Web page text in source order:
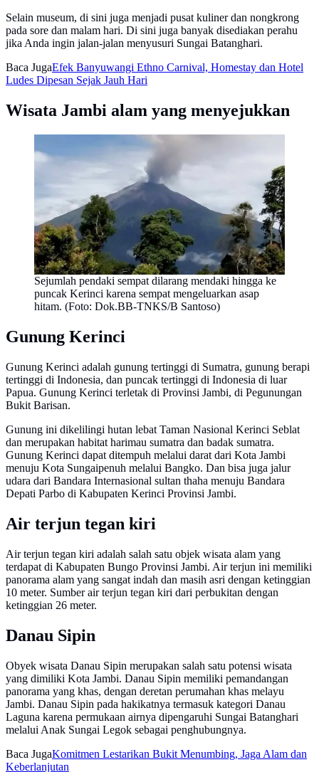
Selain museum, di sini juga menjadi pusat kuliner dan nongkrong
pada sore dan malam hari. Di sini juga banyak disediakan perahu
jika Anda ingin jalan-jalan menyusuri Sungai Batanghari.
Baca JugaEfek Banyuwangi Ethno Carnival, Homestay dan Hotel
Ludes Dipesan Sejak Jauh Hari
Wisata Jambi alam yang menyejukkan
Sejumlah pendaki sempat dilarang mendaki hingga ke
puncak Kerinci karena sempat mengeluarkan asap
hitam. (Foto: Dok.BB-TNKS/B Santoso)
Gunung Kerinci
Gunung Kerinci adalah gunung tertinggi di Sumatra, gunung berapi
tertinggi di Indonesia, dan puncak tertinggi di Indonesia di luar
Papua. Gunung Kerinci terletak di Provinsi Jambi, di Pegunungan
Bukit Barisan.
Gunung ini dikelilingi hutan lebat Taman Nasional Kerinci Seblat
dan merupakan habitat harimau sumatra dan badak sumatra.
Gunung Kerinci dapat ditempuh melalui darat dari Kota Jambi
menuju Kota Sungaipenuh melalui Bangko. Dan bisa juga jalur
udara dari Bandara Internasional sultan thaha menuju Bandara
Depati Parbo di Kabupaten Kerinci Provinsi Jambi.
Air terjun tegan kiri
Air terjun tegan kiri adalah salah satu objek wisata alam yang
terdapat di Kabupaten Bungo Provinsi Jambi. Air terjun ini memiliki
panorama alam yang sangat indah dan masih asri dengan ketinggian
10 meter. Sumber air terjun tegan kiri dari perbukitan dengan
ketinggian 26 meter.
Danau Sipin
Obyek wisata Danau Sipin merupakan salah satu potensi wisata
yang dimiliki Kota Jambi. Danau Sipin memiliki pemandangan
panorama yang khas, dengan deretan perumahan khas melayu
Jambi. Danau Sipin pada hakikatnya termasuk kategori Danau
Laguna karena permukaan airnya dipengaruhi Sungai Batanghari
melalui Anak Sungai Legok sebagai penghubungnya.
Baca JugaKomitmen Lestarikan Bukit Menumbing, Jaga Alam dan
Keberlanjutan